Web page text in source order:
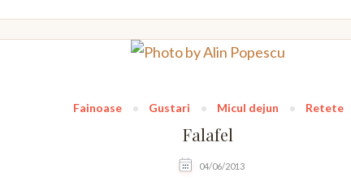
Fainoase Gustari Micul dejun Retete
Falafel
04/06/2013